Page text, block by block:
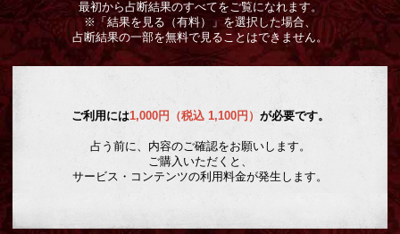
最初から占断結果のすべてをご覧になれます。
※「結果を見る（有料）」を選択した場合、
占断結果の一部を無料で見ることはできません。
ご利用には1,000円（税込 1,100円） が必要です。
占う前に、内容のご確認をお願いします。
ご購入いただくと、
サービス・コンテンツの利用料金が発生します。